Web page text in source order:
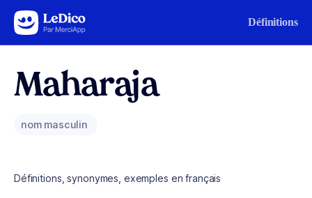
Aller au contenu Définitions
Maharaja
nom masculin
Définitions, synonymes, exemples en français